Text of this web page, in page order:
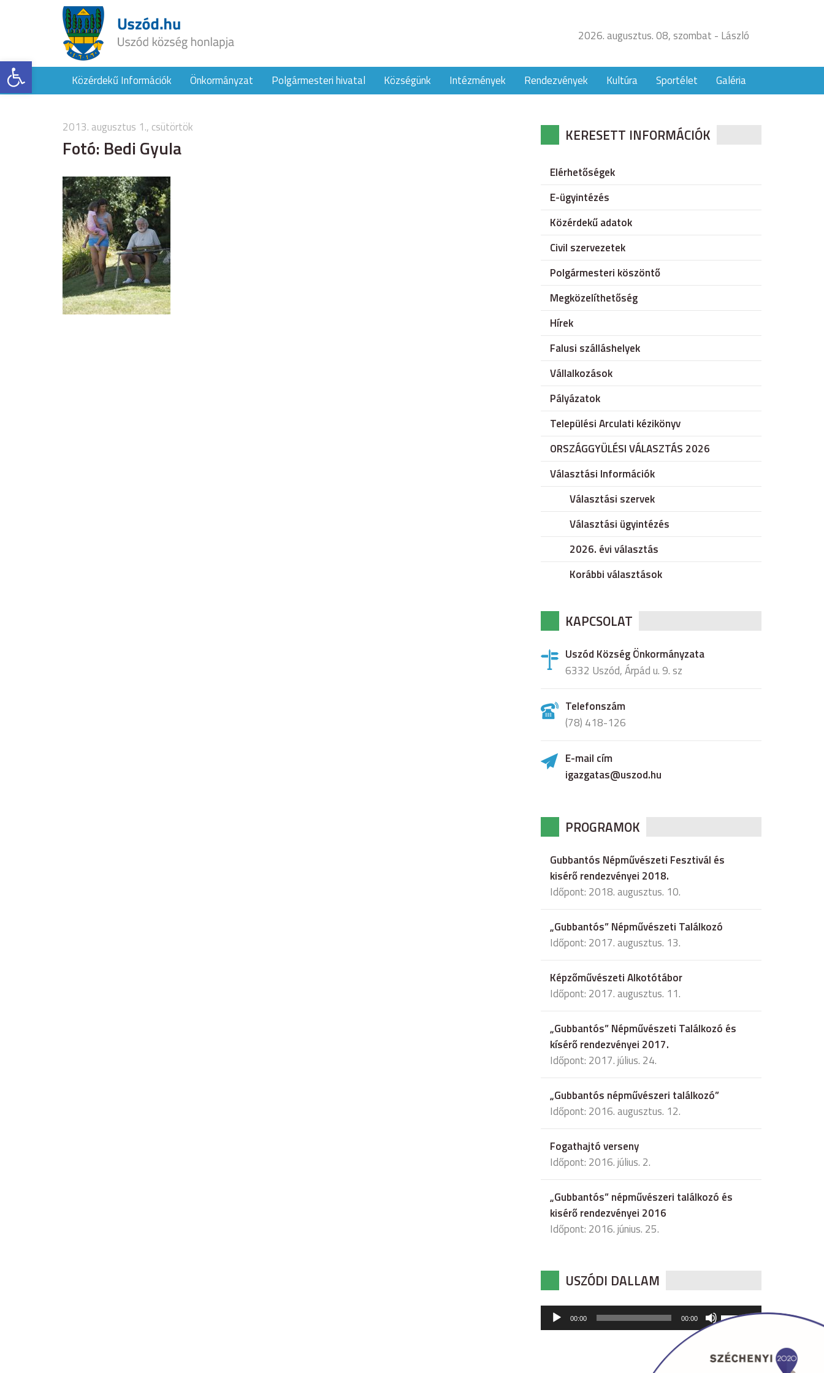
Eszköztár megnyitása
2026. augusztus. 08, szombat - László
Közérdekű Információk Önkormányzat Polgármesteri hivatal Községünk Intézmények Rendezvények Kultúra Sportélet Galéria
2013. augusztus 1., csütörtök
Fotó: Bedi Gyula KERESETT INFORMÁCIÓK
Elérhetőségek
E-ügyintézés
Közérdekű adatok
Civil szervezetek
Polgármesteri köszöntő
Megközelíthetőség
Hírek
Falusi szálláshelyek
Vállalkozások
Pályázatok
Települési Arculati kézikönyv
ORSZÁGGYÜLÉSI VÁLASZTÁS 2026
Választási Információk
Választási szervek
Választási ügyintézés
2026. évi választás
Korábbi választások
KAPCSOLAT
Uszód Község Önkormányzata
6332 Uszód, Árpád u. 9. sz
Telefonszám
(78) 418-126
E-mail cím
igazgatas@uszod.hu
PROGRAMOK
Gubbantós Népművészeti Fesztivál és
kisérő rendezvényei 2018.
Időpont: 2018. augusztus. 10.
„Gubbantós” Népművészeti Találkozó
Időpont: 2017. augusztus. 13.
Képzőművészeti Alkotótábor
Időpont: 2017. augusztus. 11.
„Gubbantós” Népművészeti Találkozó és
kísérő rendezvényei 2017.
Időpont: 2017. július. 24.
„Gubbantós népművészeri találkozó”
Időpont: 2016. augusztus. 12.
Fogathajtó verseny
Időpont: 2016. július. 2.
„Gubbantós” népművészeri találkozó és
kisérő rendezvényei 2016
Időpont: 2016. június. 25.
USZÓDI DALLAM
Audió
lejátszó
00:00 00:00
hangerő
csökkentéséhez